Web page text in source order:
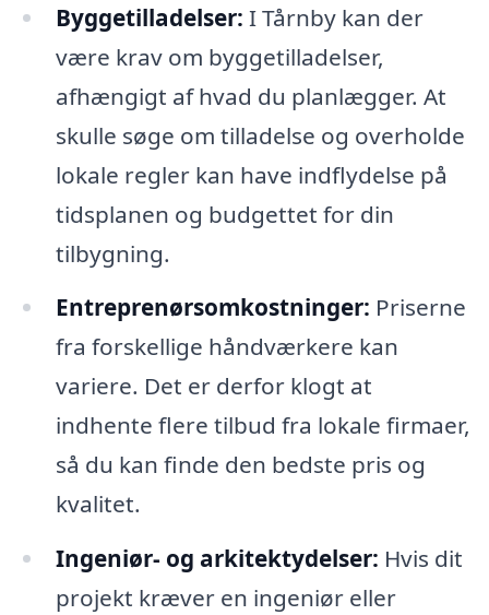
Byggetilladelser: I Tårnby kan der
være krav om byggetilladelser,
afhængigt af hvad du planlægger. At
skulle søge om tilladelse og overholde
lokale regler kan have indflydelse på
tidsplanen og budgettet for din
tilbygning.
Entreprenørsomkostninger: Priserne
fra forskellige håndværkere kan
variere. Det er derfor klogt at
indhente flere tilbud fra lokale firmaer,
så du kan finde den bedste pris og
kvalitet.
Ingeniør- og arkitektydelser: Hvis dit
projekt kræver en ingeniør eller